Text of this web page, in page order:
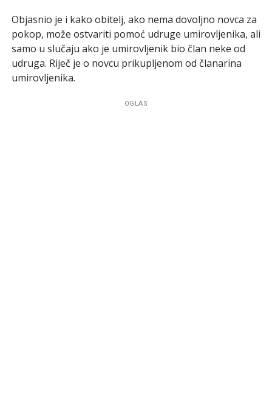
Objasnio je i kako obitelj, ako nema dovoljno novca za
pokop, može ostvariti pomoć udruge umirovljenika, ali
samo u slučaju ako je umirovljenik bio član neke od
udruga. Riječ je o novcu prikupljenom od članarina
umirovljenika.
OGLAS